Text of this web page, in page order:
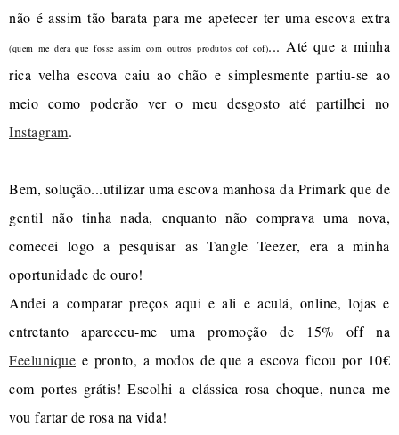
não é assim tão barata para me apetecer ter uma escova extra
(quem me dera que fosse assim com outros produtos cof cof)... Até que a minha
rica velha escova caiu ao chão e simplesmente partiu-se ao
meio como poderão ver o meu desgosto até partilhei no
Instagram.
Bem, solução...utilizar uma escova manhosa da Primark que de
gentil não tinha nada, enquanto não comprava uma nova,
comecei logo a pesquisar as Tangle Teezer, era a minha
oportunidade de ouro!
Andei a comparar preços aqui e ali e aculá, online, lojas e
entretanto apareceu-me uma promoção de 15% off na
Feelunique e pronto, a modos de que a escova ficou por 10€
com portes grátis! Escolhi a clássica rosa choque, nunca me
vou fartar de rosa na vida!